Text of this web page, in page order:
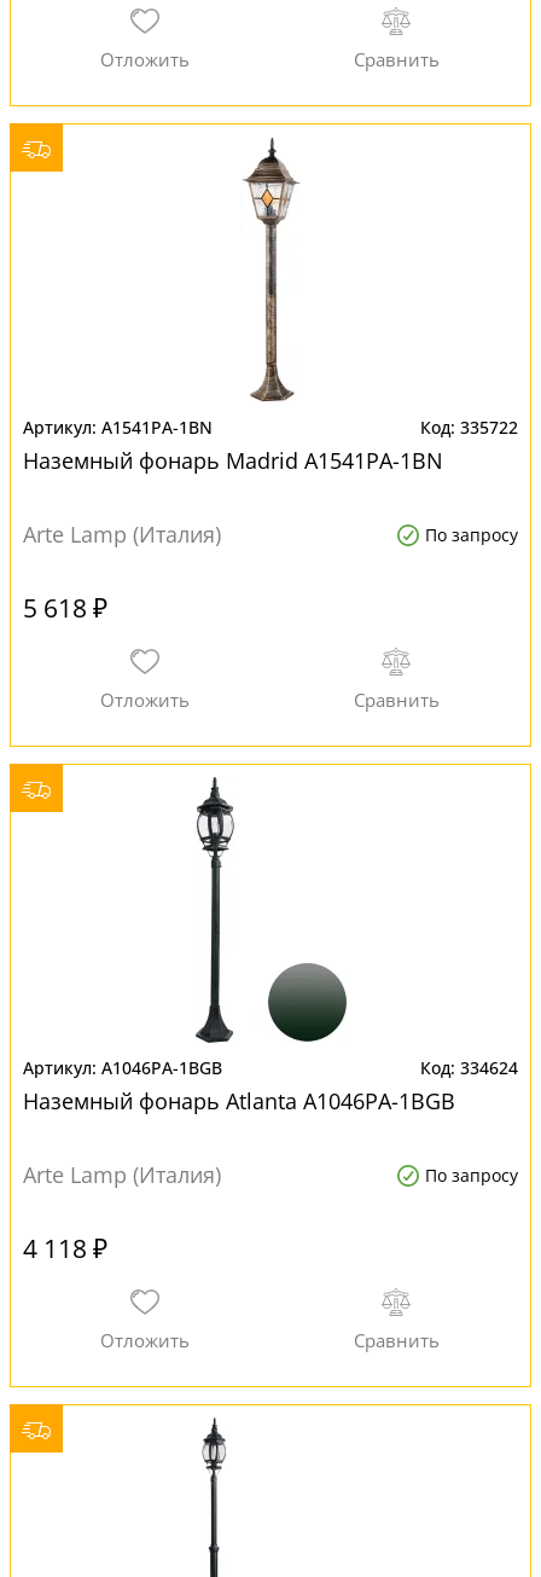
A1541PA-1BN 335722
Наземный фонарь Madrid A1541PA-1BN
Arte Lamp (Италия) По запросу
5 618 ₽
A1046PA-1BGB 334624
Наземный фонарь Atlanta A1046PA-1BGB
Arte Lamp (Италия) По запросу
4 118 ₽